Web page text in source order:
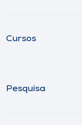
Cursos
Pesquisa